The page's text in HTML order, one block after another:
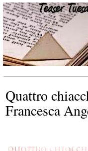
Quattro
Francesca